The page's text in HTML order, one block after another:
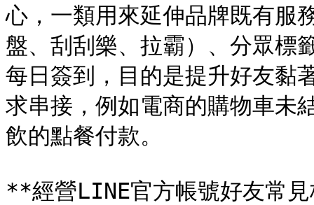
心，一類用來延伸品牌既有服
盤、刮刮樂、拉霸）、分眾標
每日簽到，目的是提升好友黏
求串接，例如電商的購物車未
飲的點餐付款。
**經營LINE官方帳號好友常